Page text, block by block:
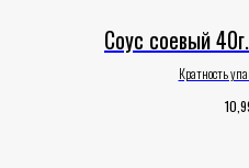
Соус соевый
Кратность